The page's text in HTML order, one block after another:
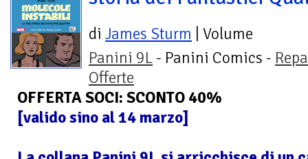
di James Sturm | Volume
Panini 9L - Panini Comics -
Offerte
OFFERTA SOCI: SCONTO 40%
[valido sino al 14 marzo]